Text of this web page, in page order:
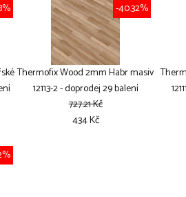
Thermofix Wood 2mm Habr masiv
12113-2 - doprodej 29 balení
-40.32%
727.21 Kč
434 Kč